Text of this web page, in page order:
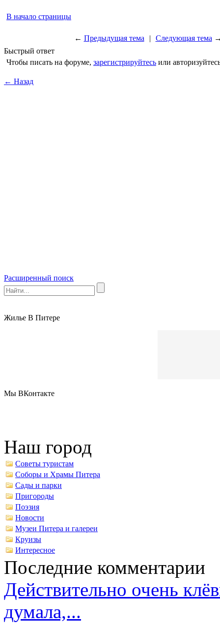
В начало страницы
← Предыдущая тема | Следующая тема
Быстрый ответ
Чтобы писать на форуме, зарегистрируйтесь или
← Назад
Расширенный поиск
Жилье В Питере
Мы ВКонтакте
Наш город
Советы туристам
Соборы и Храмы Питера
Сады и парки
Пригороды
Поэзия
Новости
Музеи Питера и галереи
Круизы
Интересное
Последние комментарии
Действительно очень
думала,...